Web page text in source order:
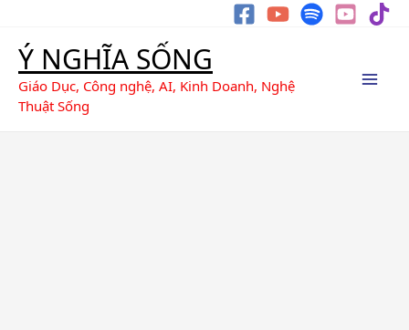
nội
dung
Ý NGHĨA SỐNG
Giáo Dục, Công nghệ, AI, Kinh Doanh, Nghệ
Thuật Sống